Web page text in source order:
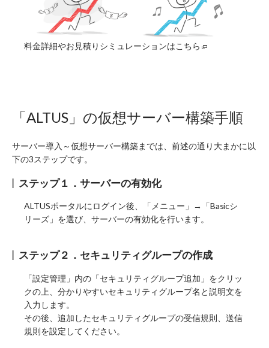
料金詳細やお見積りシミュレーションはこちら
「ALTUS」の仮想サーバー構築手順
サーバー導入～仮想サーバー構築までは、前述の通り大まかに以
下の3ステップです。
ステップ１．サーバーの有効化
ALTUSポータルにログイン後、「メニュー」→「Basicシ
リーズ」を選び、サーバーの有効化を行います。
ステップ２．セキュリティグループの作成
「設定管理」内の「セキュリティグループ追加」をクリッ
クの上、分かりやすいセキュリティグループ名と説明文を
入力します。
その後、追加したセキュリティグループの受信規則、送信
規則を設定してください。